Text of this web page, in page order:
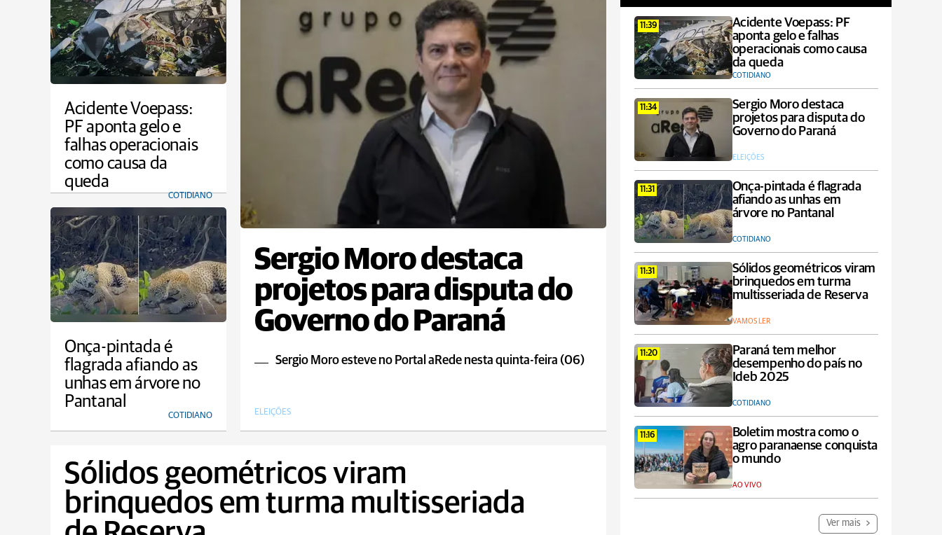
Acidente Voepass:
PF aponta gelo e
falhas operacionais
como causa da
queda
COTIDIANO
Sergio Moro destaca
projetos para disputa do
Governo do Paraná
Sergio Moro esteve no Portal aRede nesta quinta-feira (06)
ELEIÇÕES
11:39
Acidente Voepass: PF
aponta gelo e falhas
operacionais como causa
da queda
COTIDIANO
11:34
Sergio Moro destaca
projetos para disputa do
Governo do Paraná
ELEIÇÕES
11:31
Onça-pintada é flagrada
afiando as unhas em
árvore no Pantanal
COTIDIANO
11:31
Sólidos geométricos viram
brinquedos em turma
multisseriada de Reserva
VAMOS LER
11:20
Paraná tem melhor
desempenho do país no
Ideb 2025
COTIDIANO
11:16
Boletim mostra como o
agro paranaense conquista
o mundo
AO VIVO
Ver mais
Onça-pintada é
flagrada afiando as
unhas em árvore no
Pantanal
COTIDIANO
Sólidos geométricos viram
brinquedos em turma multisseriada